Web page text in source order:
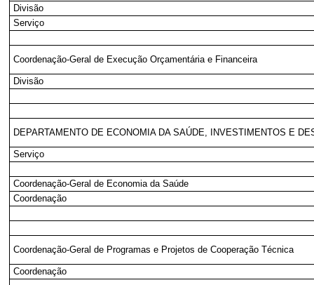
Divisão
Serviço
Coordenação-Geral de Execução Orçamentária e Financeira
Divisão
DEPARTAMENTO DE ECONOMIA DA SAÚDE, INVESTIMENTOS E
Serviço
Coordenação-Geral de Economia da Saúde
Coordenação
Coordenação-Geral de Programas e Projetos de Cooperação Técnica
Coordenação